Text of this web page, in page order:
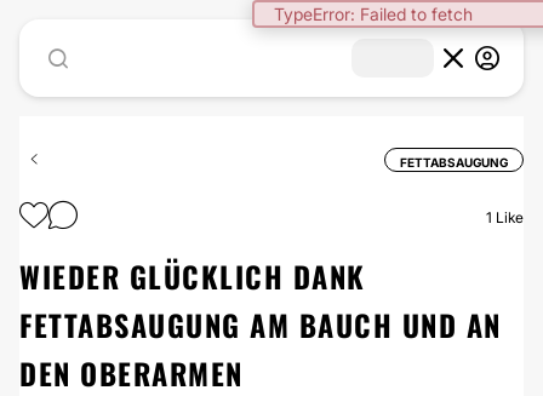
TypeError: Failed to fetch
FETTABSAUGUNG
1 Like
WIEDER GLÜCKLICH DANK
FETTABSAUGUNG AM BAUCH UND AN
DEN OBERARMEN